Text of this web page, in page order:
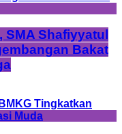
SMA Shafiyyatul
Bakat